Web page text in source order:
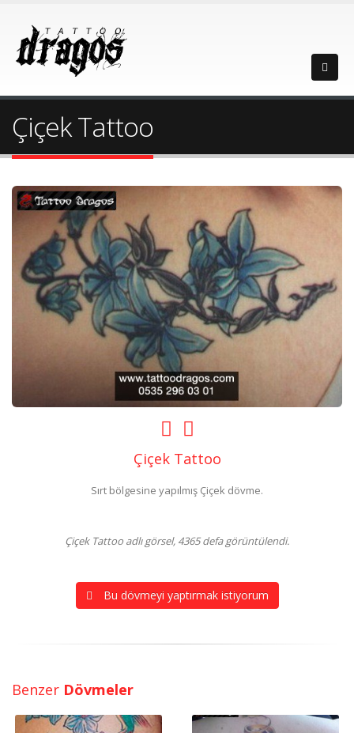
Çiçek Tattoo
Çiçek Tattoo
Sırt bölgesine yapılmış Çiçek dövme.
Çiçek Tattoo adlı görsel, 4365 defa görüntülendi.
Bu dövmeyi yaptırmak istiyorum
Benzer Dövmeler